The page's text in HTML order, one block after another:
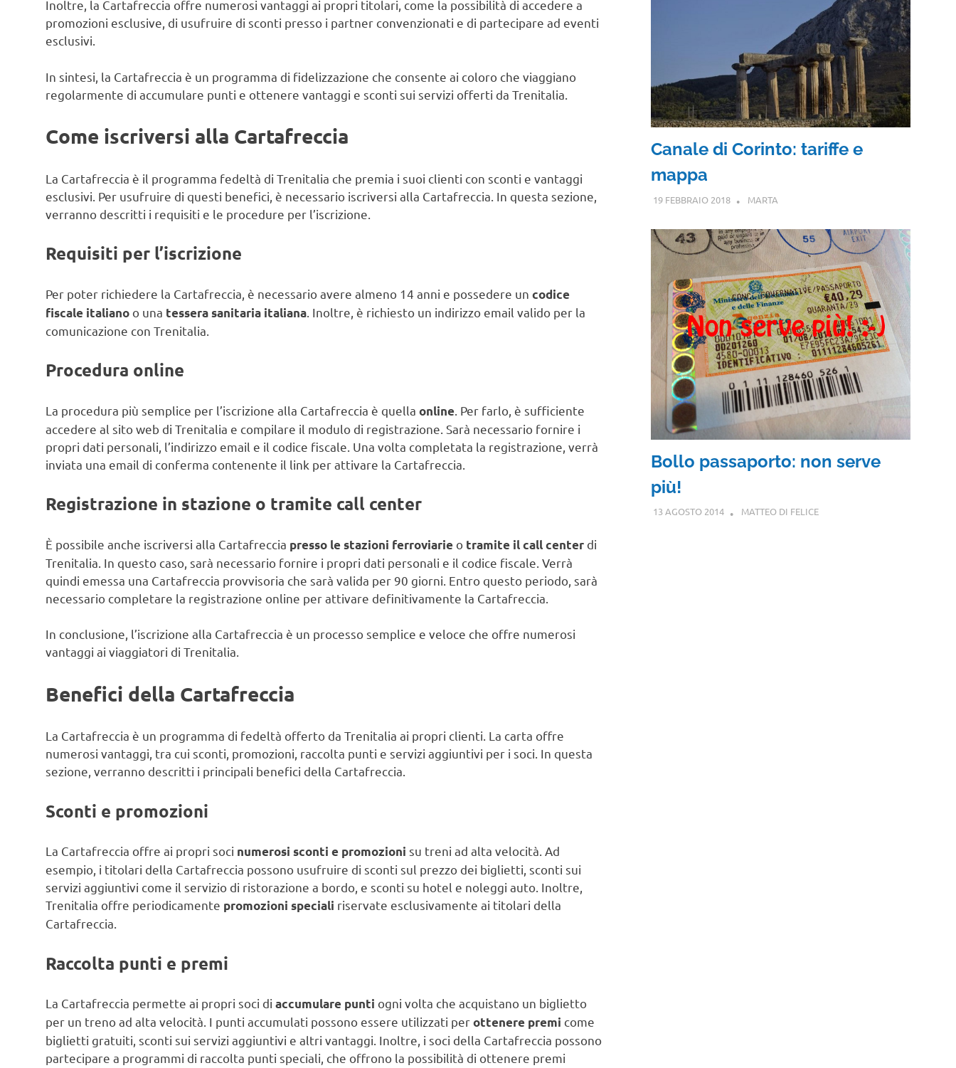
Inoltre, la Cartafreccia offre numerosi vantaggi ai propri titolari, come la possibilità di accedere a
promozioni esclusive, di usufruire di sconti presso i partner convenzionati e di partecipare ad eventi
esclusivi.
In sintesi, la Cartafreccia è un programma di fidelizzazione che consente ai coloro che viaggiano
regolarmente di accumulare punti e ottenere vantaggi e sconti sui servizi offerti da Trenitalia.
Come iscriversi alla Cartafreccia
La Cartafreccia è il programma fedeltà di Trenitalia che premia i suoi clienti con sconti e vantaggi
esclusivi. Per usufruire di questi benefici, è necessario iscriversi alla Cartafreccia. In questa sezione,
verranno descritti i requisiti e le procedure per l’iscrizione.
Requisiti per l’iscrizione
Per poter richiedere la Cartafreccia, è necessario avere almeno 14 anni e possedere un codice
fiscale italiano o una tessera sanitaria italiana . Inoltre, è richiesto un indirizzo email valido per la
comunicazione con Trenitalia.
Procedura online
La procedura più semplice per l’iscrizione alla Cartafreccia è quella online . Per farlo, è sufficiente
accedere al sito web di Trenitalia e compilare il modulo di registrazione. Sarà necessario fornire i
propri dati personali, l’indirizzo email e il codice fiscale. Una volta completata la registrazione, verrà
inviata una email di conferma contenente il link per attivare la Cartafreccia.
Registrazione in stazione o tramite call center
È possibile anche iscriversi alla Cartafreccia presso le stazioni ferroviarie o tramite il call center di
Trenitalia. In questo caso, sarà necessario fornire i propri dati personali e il codice fiscale. Verrà
quindi emessa una Cartafreccia provvisoria che sarà valida per 90 giorni. Entro questo periodo, sarà
necessario completare la registrazione online per attivare definitivamente la Cartafreccia.
In conclusione, l’iscrizione alla Cartafreccia è un processo semplice e veloce che offre numerosi
vantaggi ai viaggiatori di Trenitalia.
Benefici della Cartafreccia
La Cartafreccia è un programma di fedeltà offerto da Trenitalia ai propri clienti. La carta offre
numerosi vantaggi, tra cui sconti, promozioni, raccolta punti e servizi aggiuntivi per i soci. In questa
sezione, verranno descritti i principali benefici della Cartafreccia.
Sconti e promozioni
La Cartafreccia offre ai propri soci numerosi sconti e promozioni su treni ad alta velocità. Ad
esempio, i titolari della Cartafreccia possono usufruire di sconti sul prezzo dei biglietti, sconti sui
servizi aggiuntivi come il servizio di ristorazione a bordo, e sconti su hotel e noleggi auto. Inoltre,
Trenitalia offre periodicamente promozioni speciali riservate esclusivamente ai titolari della
Cartafreccia.
Raccolta punti e premi
La Cartafreccia permette ai propri soci di accumulare punti ogni volta che acquistano un biglietto
per un treno ad alta velocità. I punti accumulati possono essere utilizzati perottenere premi come
biglietti gratuiti, sconti sui servizi aggiuntivi e altri vantaggi. Inoltre, i soci della Cartafreccia possono
partecipare a programmi di raccolta punti speciali, che offrono la possibilità di ottenere premi
Canale di Corinto: tariffe e
mappa
19 FEBBRAIO 2018 MARTA
Bollo passaporto: non serve
più!
13 AGOSTO 2014 MATTEO DI FELICE